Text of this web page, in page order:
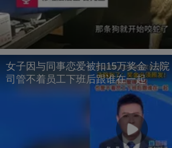
女子因与同事恋爱被扣15万奖金 法
司管不着员工下班后跟谁在一起